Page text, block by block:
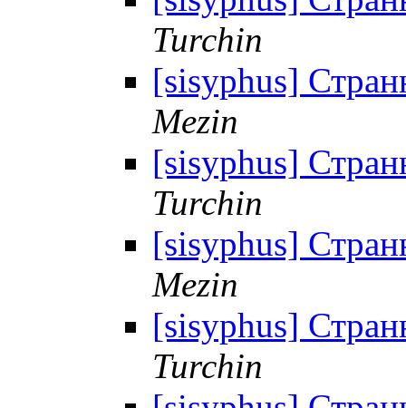
Turchin
[sisyphus]
Mezin
[sisyphus]
Turchin
[sisyphus]
Mezin
[sisyphus]
Turchin